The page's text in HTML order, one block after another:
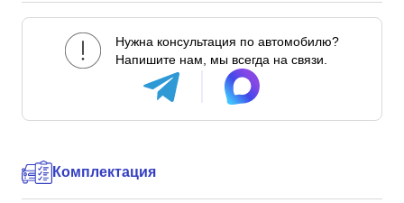
Нужна консультация по автомобилю?
Напишите нам, мы всегда на связи.
Комплектация